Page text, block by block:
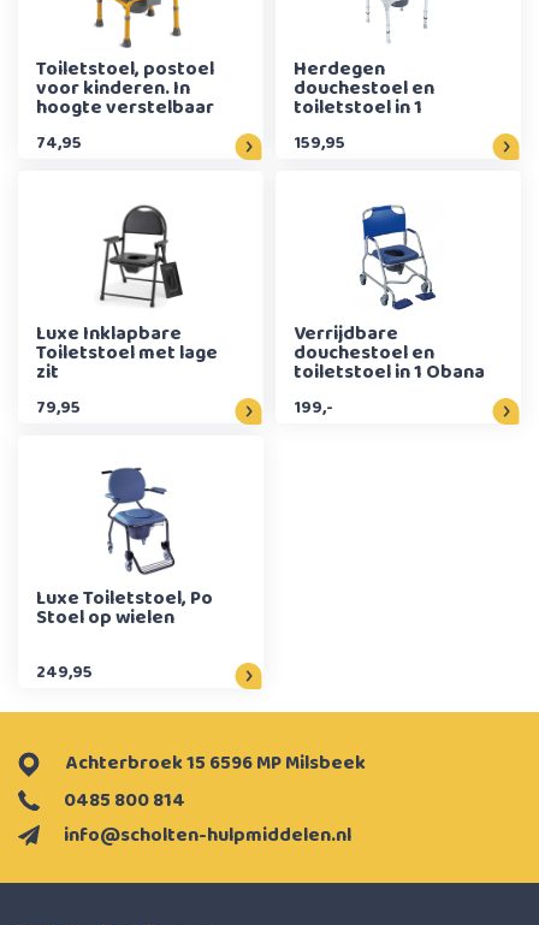
Toiletstoel, postoel
voor kinderen. In
hoogte verstelbaar
74,95
Herdegen
douchestoel en
toiletstoel in 1
159,95
Luxe Inklapbare
Toiletstoel met lage
zit
79,95
Verrijdbare
douchestoel en
toiletstoel in 1 Obana
199,-
Luxe Toiletstoel, Po
Stoel op wielen
249,95
info@scholten-hulpmiddelen.nl
0485 800 814
Achterbroek 15 6596 MP Milsbeek